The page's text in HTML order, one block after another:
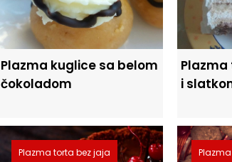
Plazma kuglice sa belom
čokoladom
i
Plazma torta bez jaja